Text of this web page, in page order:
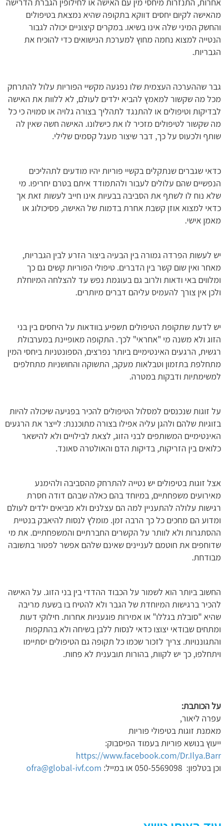
אחרות, התנזרות מיחסי מין עם האישה או לחילופין הגברת הדרישה
מהאישה לקיום יחסים דווקא בתקופה שהיא נמצאת בטיפולים
והחשק המיני שלה אינו בשיאו. במקרים קיצוניים יכולה לגבור
הנטייה למצוא נחמה מחוץ למערכת הנישואים כדי להוכיח את
הגבריות.
גבר שההערכה העצמית שלו נפגעה מקשיי הפוריות עלול להתרחק
מכל מה שקשור למאמץ להביא ילדים לעולם, לא ללוות את האישה
לבדיקות וטיפולים או להתנגד לתהליך בצורה גלויה או סמויה כי כל
מה שקשור לטיפולים מזכיר לו את כישלונו. האישה חשה שאין לה
שותף ולכעוס על כך, דבר שיצור מעגל קסמים שלילי.
כדאי שגברים שנתקלים בקשיי פוריות יהיו מודעים לתהליכים
הנפשיים שהם עלולים לעבור ולהתמודד איתם בטרם יחריפו. מי
שלא נוח לו לשתף את הסביבה בבעיות אינו חייב לעשות זאת אך
כדאי למצוא אוזן קשבת אחרת בדמות של האישה, פסיכולוג או
מאמן אישי.
יש לעשות הפרדה גמורה בין הבעיה ביצור הזרע לבין הגבריות,
מאחר ואין שום קשר בין הדברים. טיפולי הפוריות קשים גם כך
ומלווים באי ודאות ולרוב גם בעוגמת נפש עד להצלחה המיוחלת
ולכן אין צורך להעמיס עליהם דברים מיותרים.
יש לדעת שתקופת הטיפולים תשפיע בוודאות על היחסים בין בני
הזוג ולא משנה מי "אחראי" לכך. התקופה מאופיינת במערבולת
רגשית, הרגעים האינטימיים ביותר נפרצים, הספונטניות ביחסי המין
מתחלפת בתזמון וטבלאות מעקב, התשוקה והחושניות מתחלפים
למשימתיות ודבקות במטרה.
על זוגות שנכנסים למסלול הטיפולים להכיר בפגיעה שיכולה להיות
בזוגיות שלהם ולהגן עליה אפילו בצורה מתוכננת: לייצר את הרגעים
האינטימיים המשותפים לבני הזוג, לצאת לבילויים ולא להישאר
כלואים בין הזריקות, בדיקות הדם והאולטרה סאונד.
אצל זוגות בטיפולים יש נטייה להתרחק מהסביבה ולהימנע
מאירועים משפחתיים, במיוחד בהם כאלה שבהם דודה חסרת
רגישות עלולה להתעניין למה הם עצלנים ולא מביאים ילדים לעולם
ומדוע הם מחכים כל כך הרבה זמן. מומלץ לנסות להיאבק בנטיית
ההסתגרות ולא לוותר על הקשרים החברתיים והמשפחתיים. את מי
שדוחפים את חוטמם לעניינים שאינם שלהם אפשר לפטור בתשובה
מבודחת.
החשוב ביותר הוא לשמור על הכבוד ההדדי בין בני הזוג. על האישה
להכיר ברגישות המיוחדת של הגבר ולא להטיח בו בשעת מריבה
שהיא "סובלת בגללו" או אמירות פוגעניות אחרות. חילוקי דעות
ומתחים שבודאי יצוצו כדאי לנסות ללבן בשיחה ולא בהתקפות
והתגוננויות. צריך לזכור שכמו כל תקופה גם הטיפולים יסתיימו
ויתחלפו, כך יש לקוות, בהורות תובענית לא פחות.
על הכותבת:
עפרה ליאור,
מאמנת זוגות בטיפולי פוריות
ייעוץ בנושא פוריות בעמוד הפיסבוק:
https://www.facebook.com/Dr.Ilya.Barr
וכן בטלפון: 050-5569098 או במייל:
ofra@global-ivf.com